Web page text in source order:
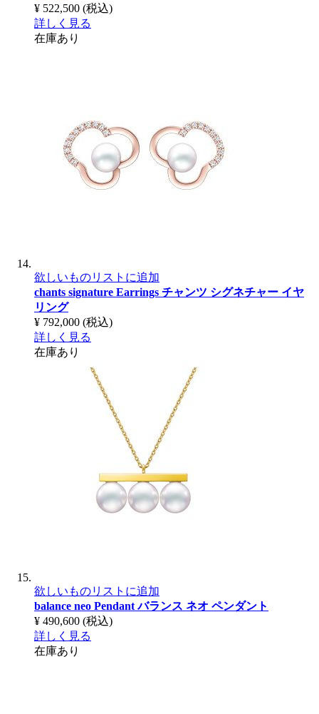
¥ 522,500 (税込)
詳しく見る
在庫あり
欲しいものリストに追加
chants signature Earrings チャンツ シグネチャー イヤ
リング
¥ 792,000 (税込)
詳しく見る
在庫あり
欲しいものリストに追加
balance neo Pendantバランス ネオ ペンダント
¥ 490,600 (税込)
詳しく見る
在庫あり